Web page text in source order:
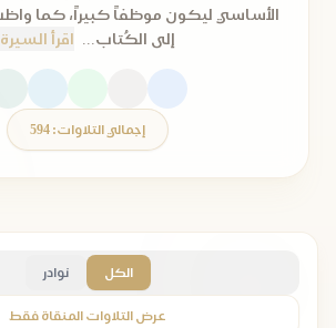
الأساسي ليكون موظفاً كبيراً، كما
إلى الكُتاب...
اقرأ السيرة
إجمالي التلاوات: 594
الكل نوادر
عرض التلاوات المنقاة فقط